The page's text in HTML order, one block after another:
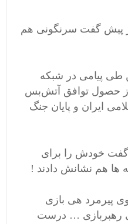
پیش گفت سرنگونی هم
دوشنبه ۲۳ ژوئن طی پیامی در شبکه
حصول توافق آتش‌بس
ایران و پایان جنگ
گفت خودش را برای
ها هم نشانش دادند !
پیرمرد هی بازی
رهبربازی … درست